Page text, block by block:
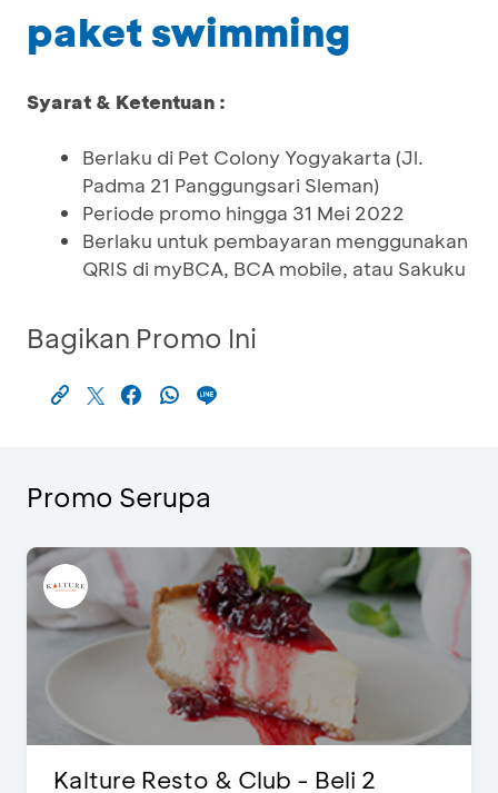
paket swimming
Syarat & Ketentuan :
Berlaku di Pet Colony Yogyakarta (Jl.
Padma 21 Panggungsari Sleman)
Periode promo hingga 31 Mei 2022
Berlaku untuk pembayaran menggunakan
QRIS di myBCA, BCA mobile, atau Sakuku
Bagikan Promo Ini
Promo Serupa
Kalture Resto & Club - Beli 2